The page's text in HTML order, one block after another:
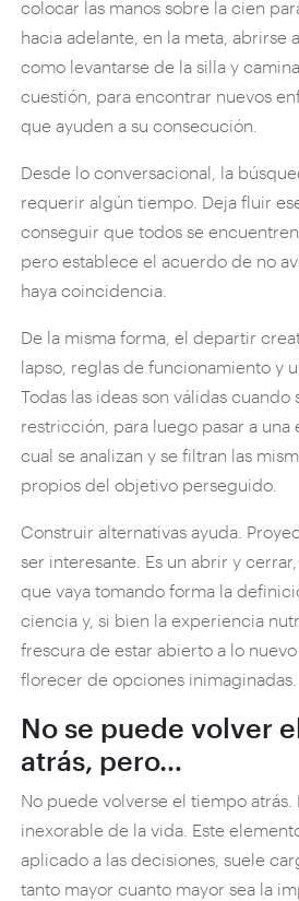
colocar las manos sobre la cien
hacia adelante, en la meta, abrirse
como levantarse de la silla y
cuestión, para encontrar nuevos
que ayuden a su consecución.
Desde lo conversacional, la
requerir algún tiempo. Deja fluir
conseguir que todos se
pero establece el acuerdo de no
haya coincidencia.
De la misma forma, el departir
lapso, reglas de funcionamiento y
Todas las ideas son válidas cuando
restricción, para luego pasar a una
cual se analizan y se filtran las
propios del objetivo perseguido.
Construir alternativas ayuda.
ser interesante. Es un abrir y
que vaya tomando forma la
ciencia y, si bien la experiencia
frescura de estar abierto a lo
florecer de opciones inimaginadas.
No se puede volver
atrás, pero…
No puede volverse el tiempo atrás.
inexorable de la vida. Este
aplicado a las decisiones, suele
tanto mayor cuanto mayor sea la